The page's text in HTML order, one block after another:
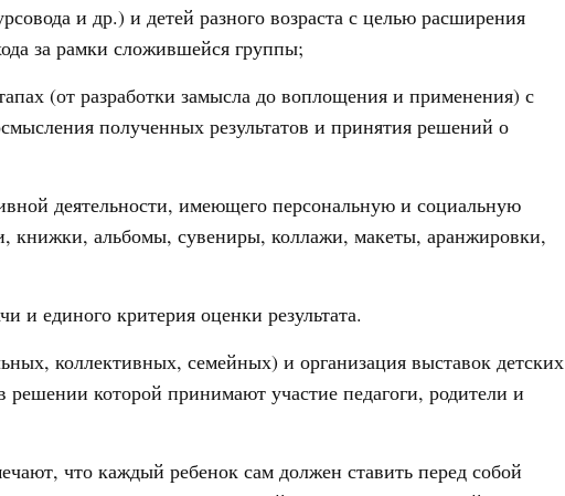
и др.) и детей разного возраста с целью расширения
за рамки сложившейся группы;
(от разработки замысла до воплощения и применения) с
полученных результатов и принятия решений о
деятельности, имеющего персональную и социальную
книжки, альбомы, сувениры, коллажи, макеты, аранжировки,
и единого критерия оценки результата.
коллективных, семейных) и организация выставок детских
решении которой принимают участие педагоги, родители и
что каждый ребенок сам должен ставить перед собой